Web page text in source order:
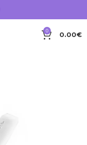
0 0.00€